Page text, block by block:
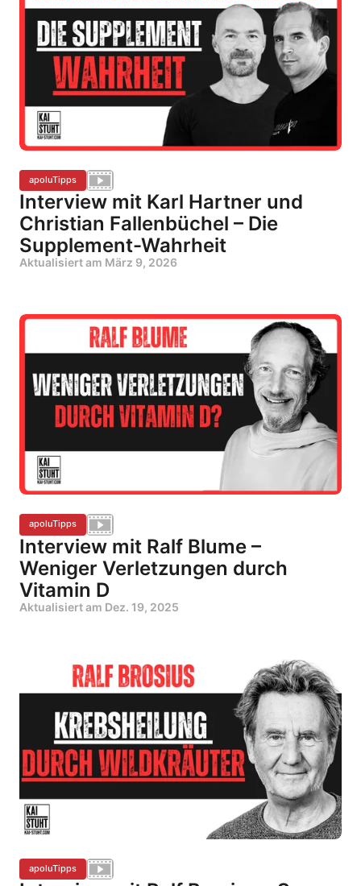
apoluTipps
Interview mit Karl Hartner und
Christian Fallenbüchel – Die
Supplement-Wahrheit
Aktualisiert am März 9, 2026
apoluTipps
Interview mit Ralf Blume –
Weniger Verletzungen durch
Vitamin D
Aktualisiert am Dez. 19, 2025
apoluTipps